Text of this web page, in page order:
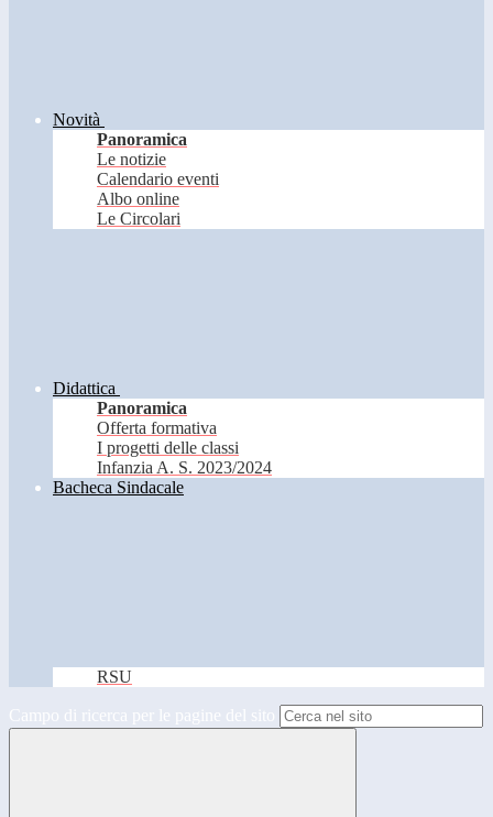
Novità
Panoramica
Le notizie
Calendario eventi
Albo online
Le Circolari
Didattica
Panoramica
Offerta formativa
I progetti delle classi
Infanzia A. S. 2023/2024
Bacheca Sindacale
RSU
Campo di ricerca per le pagine del sito